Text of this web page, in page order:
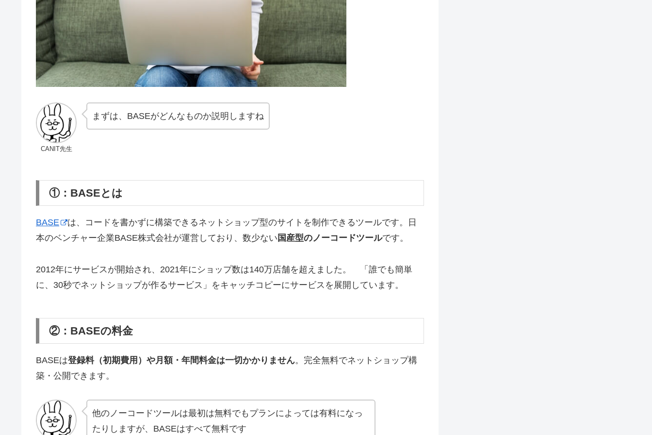
CANIT先生
まずは、BASEがどんなものか説明しますね
①：BASEとは
BASE
は、コードを書かずに構築できるネットショップ型のサイトを制作できるツールです。日
本のベンチャー企業BASE株式会社が運営しており、数少ない 国産型のノーコードツールです。
2012年にサービスが開始され、2021年にショップ数は140万店舗を超えました。 「誰でも簡単
に、30秒でネットショップが作るサービス」をキャッチコピーにサービスを展開しています。
②：BASEの料金
BASEは登録料（初期費用）や月額・年間料金は一切かかりません。完全無料でネットショップ構
築・公開できます。
他のノーコードツールは最初は無料でもプランによっては有料になっ
たりしますが、BASEはすべて無料です